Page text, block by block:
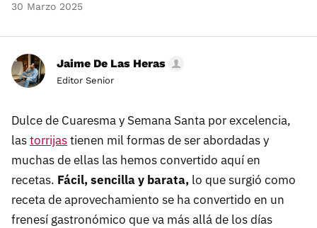
30 Marzo 2025
Jaime De Las Heras
Editor Senior
Dulce de Cuaresma y Semana Santa por excelencia,
lastorrijastienen mil formas de ser abordadas y
muchas de ellas las hemos convertido aquí en
recetas. Fácil, sencilla y barata, lo que surgió como
receta de aprovechamiento se ha convertido en un
frenesí gastronómico que va más allá de los días